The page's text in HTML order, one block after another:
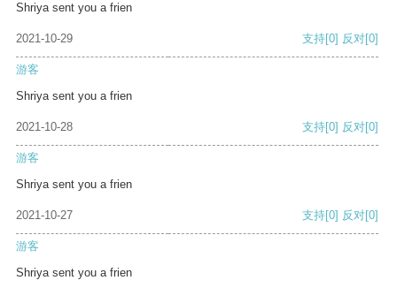
Shriya sent you a frien
2021-10-29 支持[0] 反对[0]
游客
Shriya sent you a frien
2021-10-28 支持[0] 反对[0]
游客
Shriya sent you a frien
2021-10-27 支持[0] 反对[0]
游客
Shriya sent you a frien